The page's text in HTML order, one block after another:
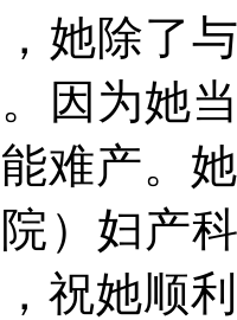
她除了
因为她
难产。
院）妇产
祝她顺